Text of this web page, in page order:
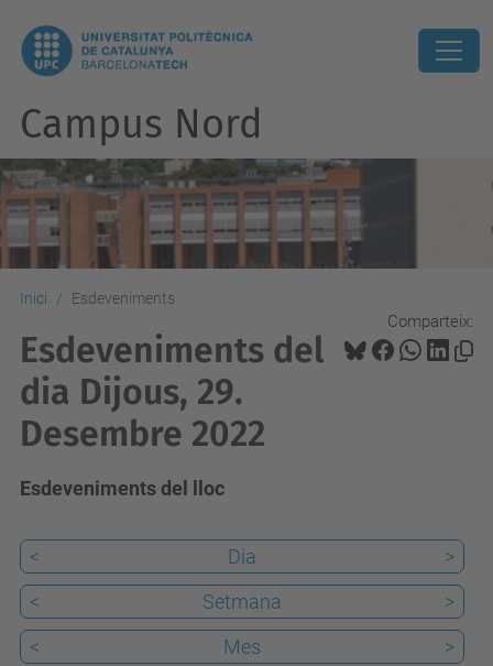
Campus Nord
Inici Esdeveniments
Comparteix:
Esdeveniments del
dia Dijous, 29.
Desembre 2022
Esdeveniments del lloc
< Dia
>
<
Setmana
>
<
Mes >